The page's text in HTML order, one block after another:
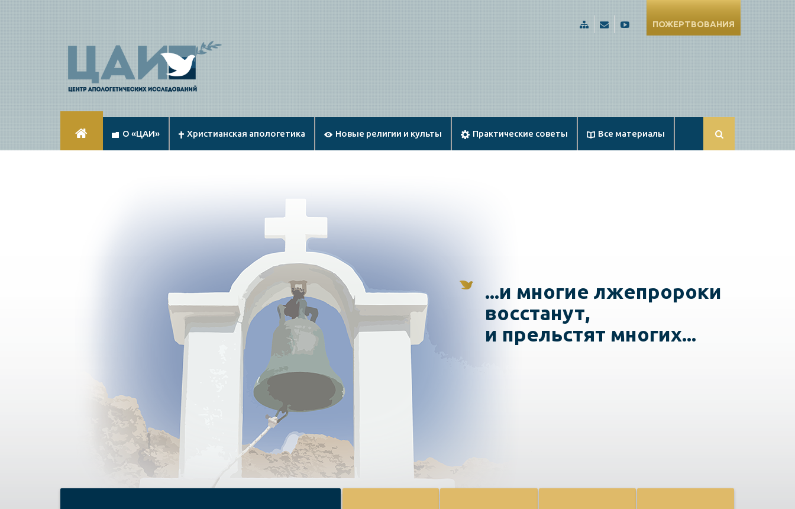
ПОЖЕРТВОВАНИЯ
О «ЦАИ» Христианская апологетика Новые религии и культы Практические советы Все материалы
...и многие лжепророки
восстанут,
и прельстят многих...